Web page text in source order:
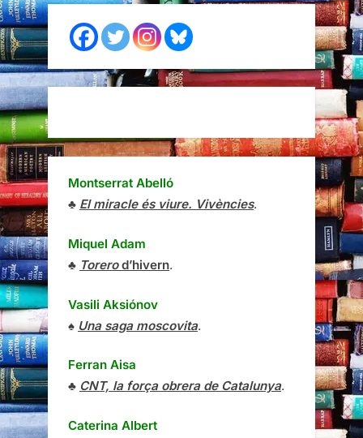
Montserrat Abelló
♣ El miracle és viure. Vivències.
Miquel Adam
♣ Torerod’hivern.
Vasili Aksiónov
♠ Una saga moscovita.
Ferran Aisa
♣ CNT, la força obrera de Catalunya.
Caterina Albert